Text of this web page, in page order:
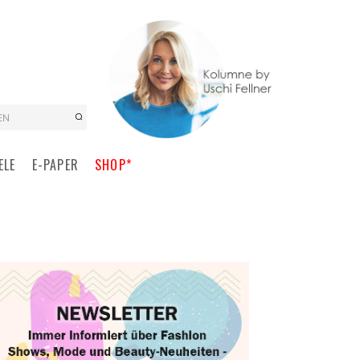
E-PAPER SHOP*